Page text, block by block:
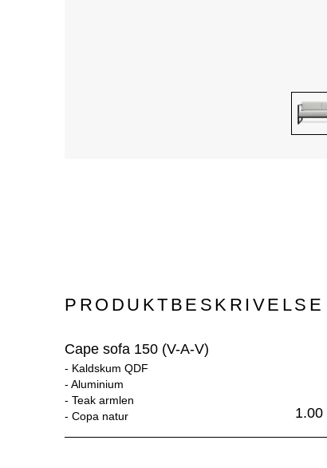
PRODUKTBESKRIVELSE
Cape sofa 150 (V-A-V)
- Kaldskum QDF
- Aluminium
- Teak armlen
- Copa natur 1.00